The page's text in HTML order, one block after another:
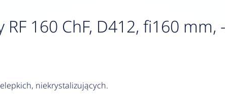
160 ChF, D412, fi160 mm,
niekrystalizujących.